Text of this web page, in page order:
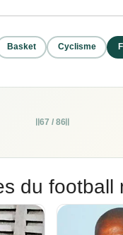
Basket Cyclisme
67 / 86
du football